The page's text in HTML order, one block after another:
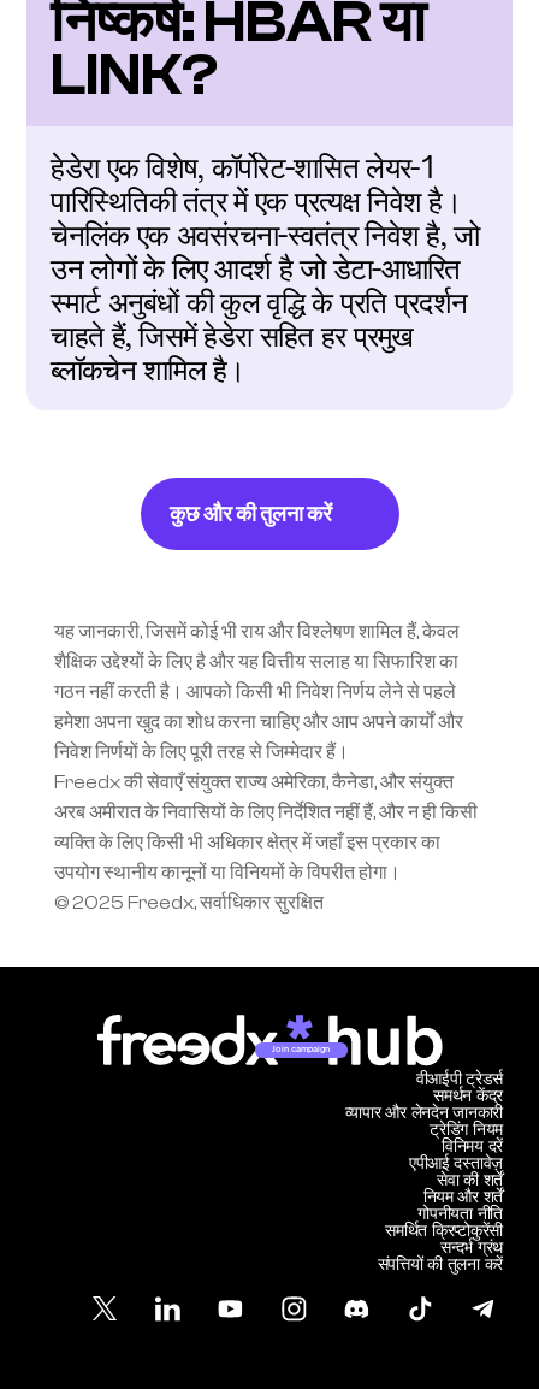
निष्कर्ष: HBAR या
LINK?
हेडेरा एक विशेष, कॉर्पोरेट-शासित लेयर-1
पारिस्थितिकी तंत्र में एक प्रत्यक्ष निवेश है।
चेनलिंक एक अवसंरचना-स्वतंत्र निवेश है, जो
उन लोगों के लिए आदर्श है जो डेटा-आधारित
स्मार्ट अनुबंधों की कुल वृद्धि के प्रति प्रदर्शन
चाहते हैं, जिसमें हेडेरा सहित हर प्रमुख
ब्लॉकचेन शामिल है।
कुछ और की तुलना करें
यह जानकारी, जिसमें कोई भी राय और विश्लेषण शामिल हैं, केवल
शैक्षिक उद्देश्यों के लिए है और यह वित्तीय सलाह या सिफारिश का
गठन नहीं करती है। आपको किसी भी निवेश निर्णय लेने से पहले
हमेशा अपना खुद का शोध करना चाहिए और आप अपने कार्यों और
निवेश निर्णयों के लिए पूरी तरह से जिम्मेदार हैं।
Freedx की सेवाएँ संयुक्त राज्य अमेरिका, कैनेडा, और संयुक्त
अरब अमीरात के निवासियों के लिए निर्देशित नहीं हैं, और न ही किसी
व्यक्ति के लिए किसी भी अधिकार क्षेत्र में जहाँ इस प्रकार का
उपयोग स्थानीय कानूनों या विनियमों के विपरीत होगा।
© 2025 Freedx, सर्वाधिकार सुरक्षित
Join campaign
समर्थन केंद्र
व्यापार और लेनदेन जानकारी
वीआईपी ट्रेडर्स
ट्रेडिंग नियम
विनिमय दरें
एपीआई दस्तावेज़
सेवा की शर्तें
नियम और शर्तें
गोपनीयता नीति
समर्थित क्रिप्टोकुरेंसी
सन्दर्भ ग्रंथ
संपत्तियों की तुलना करें